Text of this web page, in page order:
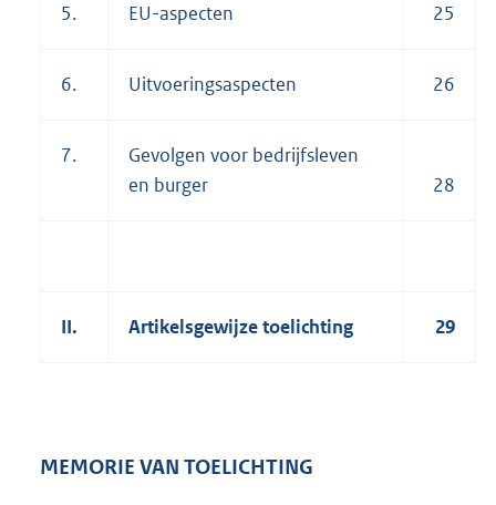
5. EU-aspecten 25
6. Uitvoeringsaspecten 26
7.
Gevolgen voor bedrijfsleven
en burger
28
II. Artikelsgewijze toelichting 29
MEMORIE VAN TOELICHTING